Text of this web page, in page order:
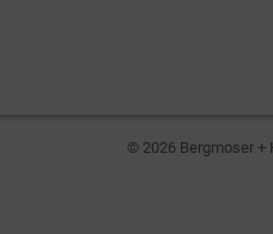
© 2026 Bergmoser +